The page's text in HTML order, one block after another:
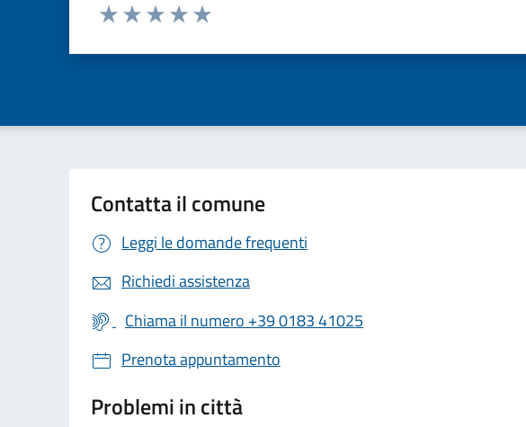
Valuta da 1 a 5 stelle la pagina
Contatta il comune
Leggi le domande frequenti
Richiedi assistenza
Chiama il numero +39 0183 41025
Prenota appuntamento
Problemi in città